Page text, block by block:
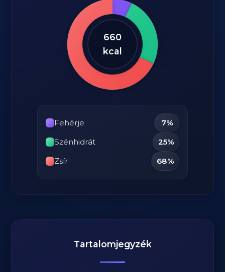
660
kcal
Fehérje
7%
Szénhidrát
25%
Zsír
68%
Tartalomjegyzék